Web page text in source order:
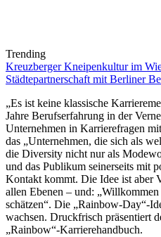
Trending
Kreuzberger Kneipenkultur im
Städtepartnerschaft mit Berliner
„Es ist keine klassische
Jahre Berufserfahrung in der
Unternehmen in Karrierefragen
das „Unternehmen, die sich als
die Diversity nicht nur als
und das Publikum seinerseits mit
Kontakt kommt. Die Idee ist aber
allen Ebenen – und:
schätzen“. Die „Rainbow-Day“-
wachsen. Druckfrisch präsentiert
„Rainbow“-Karrierehandbuch.